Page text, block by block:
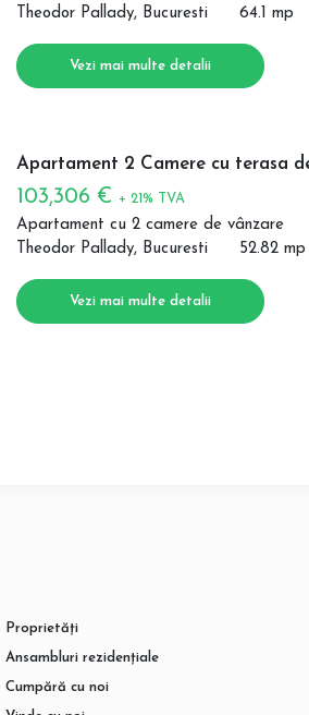
Theodor Pallady, Bucuresti
64.1 mp
Vezi mai multe detalii
Apartament 2 Camere cu terasa
103,306 € + 21% TVA
Apartament cu 2 camere de vânzare
Theodor Pallady, Bucuresti
52.82 mp
Vezi mai multe detalii
Proprietăți
Ansambluri rezidențiale
Cumpără cu noi